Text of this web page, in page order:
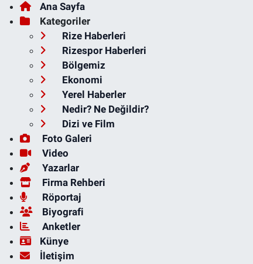
Ana Sayfa
Kategoriler
Rize Haberleri
Rizespor Haberleri
Bölgemiz
Ekonomi
Yerel Haberler
Nedir? Ne Değildir?
Dizi ve Film
Foto Galeri
Video
Yazarlar
Firma Rehberi
Röportaj
Biyografi
Anketler
Künye
İletişim